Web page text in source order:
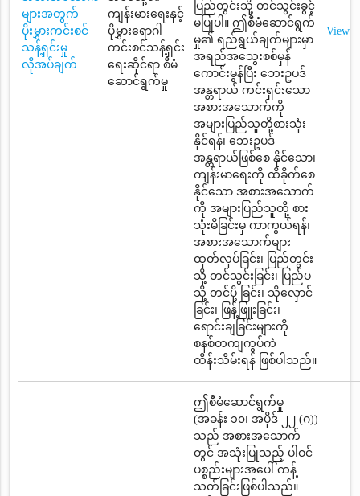
များအတွက်
ပိုးမွှားကင်းစင်
သန့်ရှင်းမှု
လိုအပ်ချက်
ကျန်းမားရေးနှင့်
ပိုမွှားရောဂါ
ကင်းစင်သန့်ရှင်း
ရေးဆိုင်ရာ စီမံ
ဆောင်ရွက်မှု
ပြည်တွင်းသို့ တင်သွင်းခွင့်
မပြုပါ။ ဤစီမံဆောင်ရွက်
မှု၏ ရည်ရွယ်ချက်များမှာ
အရည်အသွေးစစ်မှန်
ကောင်းမွန်ပြီး ဘေးဥပဒ်
အန္တရာယ် ကင်းရှင်းသော
အစားအသောက်ကို
အများပြည်သူတို့စားသုံး
နိုင်ရန်၊ ဘေးဥပဒ်
အန္တရာယ်ဖြစ်စေ နိုင်သော၊
ကျန်းမာရေးကို ထိခိုက်စေ
နိုင်သော အစားအသောက်
ကို အများပြည်သူတို့ စား
သုံးမိခြင်းမှ ကာကွယ်ရန်၊
အစားအသောက်များ
ထုတ်လုပ်ခြင်း၊ ပြည်တွင်း
သို့ တင်သွင်းခြင်း၊ ပြည်ပ
သို့ တင်ပို့ ခြင်း၊ သိုလှောင်
ခြင်း၊ ဖြန့်ဖြူးခြင်း၊
ရောင်းချခြင်းများကို
စနစ်တကျကွပ်ကဲ
ထိန်းသိမ်းရန် ဖြစ်ပါသည်။
View
ဤစီမံဆောင်ရွက်မှု
(အခန်း ၁၀၊ အပိုဒ် ၂၂ (ဂ))
သည် အစားအသောက်
တွင် အသုံးပြုသည့် ပါဝင်
ပစ္စည်းများအပေါ် ကန့်
သတ်ခြင်းဖြစ်ပါသည်။